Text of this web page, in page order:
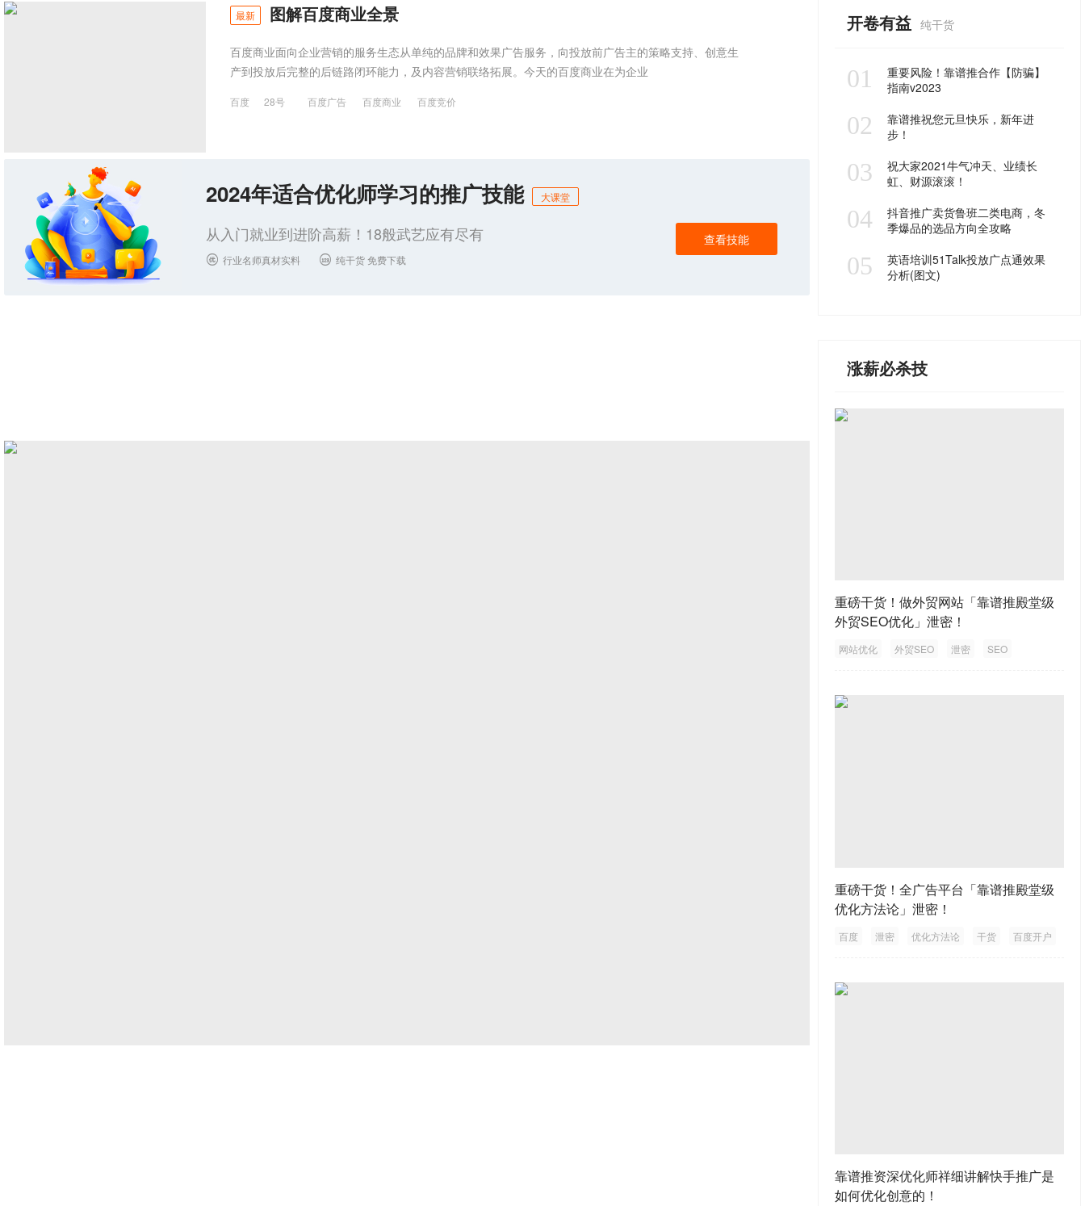
最新 图解百度商业全景
百度商业面向企业营销的服务生态从单纯的品牌和效果广告服务，向投放前广告主的策略支持、创意生
产到投放后完整的后链路闭环能力，及内容营销联络拓展。今天的百度商业在为企业
百度 28号 百度广告 百度商业 百度竞价
2024年适合优化师学习的推广技能 大课堂
从入门就业到进阶高薪！18般武艺应有尽有
 行业名师真材实料  纯干货 免费下载
查看技能
开卷有益 纯干货
01
重要风险！靠谱推合作【防骗】
指南v2023
02
靠谱推祝您元旦快乐，新年进
步！
03
祝大家2021牛气冲天、业绩长
虹、财源滚滚！
04
抖音推广卖货鲁班二类电商，冬
季爆品的选品方向全攻略
05
英语培训51Talk投放广点通效果
分析(图文)
涨薪必杀技
重磅干货！做外贸网站「靠谱推殿堂级
外贸SEO优化」泄密！
网站优化 外贸SEO 泄密
SEO
重磅干货！全广告平台「靠谱推殿堂级
优化方法论」泄密！
百度 泄密 优化方法论 干货 百度开户
靠谱推资深优化师祥细讲解快手推广是
如何优化创意的！